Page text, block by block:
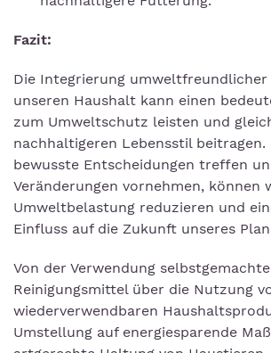
Fazit:
Die Integrierung
unseren Haushalt kann einen
zum Umweltschutz leisten und
nachhaltigeren Lebensstil beitragen.
bewusste Entscheidungen treffen
Veränderungen vornehmen, können
Umweltbelastung reduzieren und
Einfluss auf die Zukunft unseres
Von der Verwendung
Reinigungsmittel über die Nutzung
wiederverwendbaren
Umstellung auf energiesparende